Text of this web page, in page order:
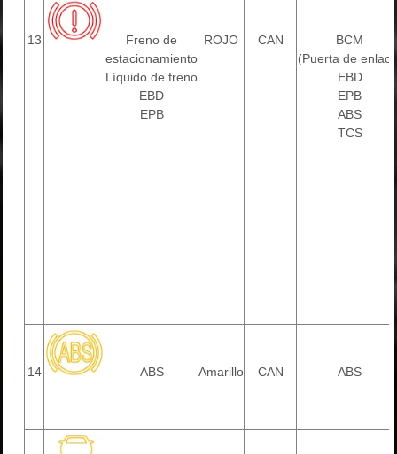
13
Freno de
estacionamiento
Líquido de freno
EBD
EPB
ROJO CAN
BCM
(Puerta de
EBD
EPB
ABS
TCS
14 ABS Amarillo CAN ABS